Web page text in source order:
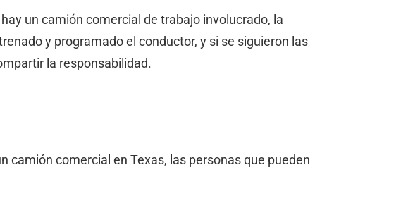
un camión comercial de trabajo involucrado, la
y programado el conductor, y si se siguieron las
la responsabilidad.
camión comercial en Texas, las personas que pueden